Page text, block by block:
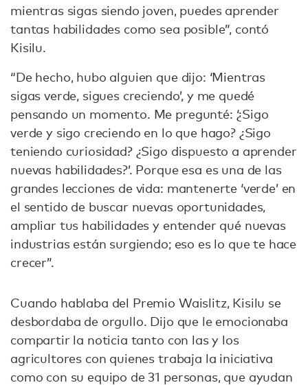
mientras sigas siendo joven, puedes aprender
tantas habilidades como sea posible”, contó
Kisilu.
“De hecho, hubo alguien que dijo: ‘Mientras
sigas verde, sigues creciendo’, y me quedé
pensando un momento. Me pregunté: ‘¿Sigo
verde y sigo creciendo en lo que hago? ¿Sigo
teniendo curiosidad? ¿Sigo dispuesto a aprender
nuevas habilidades?’. Porque esa es una de las
grandes lecciones de vida: mantenerte ‘verde’ en
el sentido de buscar nuevas oportunidades,
ampliar tus habilidades y entender qué nuevas
industrias están surgiendo; eso es lo que te hace
crecer”.
Cuando hablaba del Premio Waislitz, Kisilu se
desbordaba de orgullo. Dijo que le emocionaba
compartir la noticia tanto con las y los
agricultores con quienes trabaja la iniciativa
como con su equipo de 31 personas, que ayudan